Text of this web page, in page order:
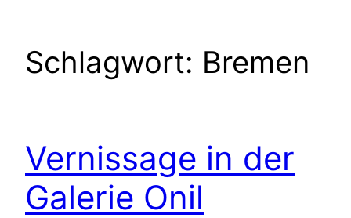
Schlagwort: Bremen
Vernissage in der
Galerie Onil